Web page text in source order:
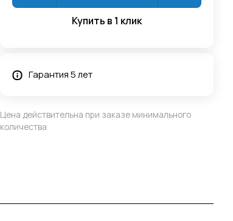
Купить в 1 клик
Гарантия 5 лет
Цена действительна при заказе минимального
количества